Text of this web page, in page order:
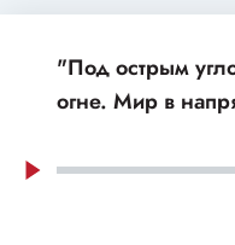
"Под острым
огне. Мир в